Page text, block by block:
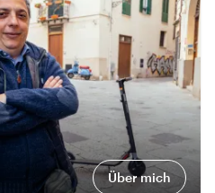
Über mich